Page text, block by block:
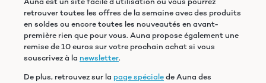
retrouver toutes les offres de la semaine avec des produits
en soldes ou encore toutes les nouveautés en avant-
première rien que pour vous. Auna propose également une
remise de 10 euros sur votre prochain achat si vous
souscrivez à la newsletter.
De plus, retrouvez sur la page spécialede Auna des